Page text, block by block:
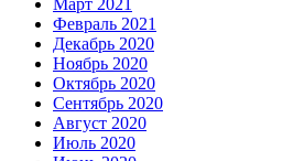
Март 2021
Февраль 2021
Декабрь 2020
Ноябрь 2020
Октябрь 2020
Сентябрь 2020
Август 2020
Июль 2020